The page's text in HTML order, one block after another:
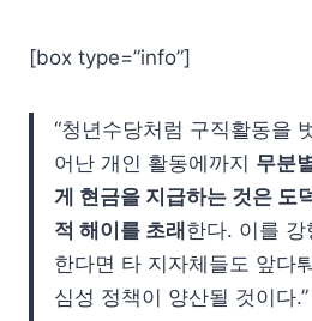
[box type=”info”]
“청년수당처럼 구직활동을
어난 개인 활동에까지 무분
게 현금을 지급하는 것은 도
적 해이를 초래 한다. 이를 강
한다면 타 지자체들도 앞다
심성 정책이 양산될 것이다.”